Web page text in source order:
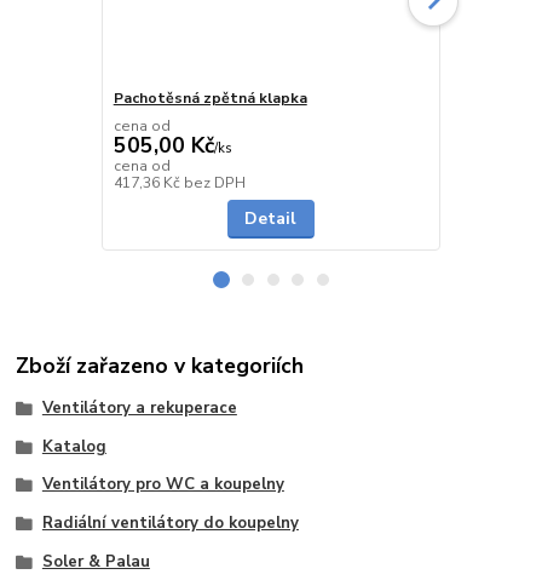
Pachotěsná zpětná klapka
cena od
505,00 Kč/ks
cena od
417,36 Kč bez DPH
Detail
Zboží zařazeno v kategoriích
Ventilátory a rekuperace
Katalog
Ventilátory pro WC a koupelny
Radiální ventilátory do koupelny
Soler & Palau